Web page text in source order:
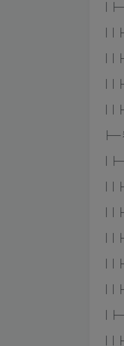
│
│ │
│ │
│ │
│ │
├──
│
│ │
│ │
│ │
│ │
│ │
│
│ │